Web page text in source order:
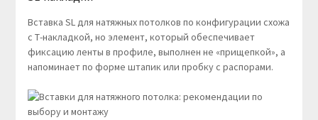
Вставка SL для натяжных потолков по конфигурации схожа
с Т-накладкой, но элемент, который обеспечивает
фиксацию ленты в профиле, выполнен не «прищепкой», а
напоминает по форме штапик или пробку с распорами.